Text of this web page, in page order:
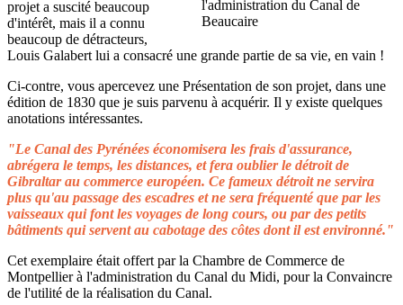
projet a suscité beaucoup
d'intérêt, mais il a connu
beaucoup de détracteurs,
Louis Galabert lui a consacré une grande partie de sa vie, en vain !
Ci-contre, vous apercevez une Présentation de son projet, dans une
édition de 1830 que je suis parvenu à acquérir. Il y existe quelques
anotations intéressantes.
"Le Canal des Pyrénées économisera les frais d'assurance,
abrégera le temps, les distances, et fera oublier le détroit de
Gibraltar au commerce européen. Ce fameux détroit ne servira
plus qu'au passage des escadres et ne sera fréquenté que par les
vaisseaux qui font les voyages de long cours, ou par des petits
bâtiments qui servent au cabotage des côtes dont il est environné."
Cet exemplaire était offert par la Chambre de Commerce de
Montpellier à l'administration du Canal du Midi, pour la Convaincre
de l'utilité de la réalisation du Canal.